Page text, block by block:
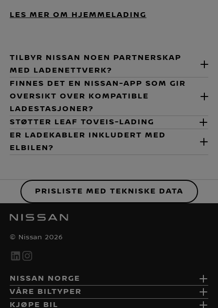
LES MER OM HJEMMELADING
TILBYR NISSAN NOEN PARTNERSKAP
MED LADENETTVERK?
FINNES DET EN NISSAN-APP SOM GIR
OVERSIKT OVER KOMPATIBLE
LADESTASJONER?
STØTTER LEAF TOVEIS-LADING
ER LADEKABLER INKLUDERT MED
ELBILEN?
PRISLISTE MED TEKNISKE DATA
© Nissan 2026
NISSAN NORGE
VÅRE BILTYPER
KJØPE BIL